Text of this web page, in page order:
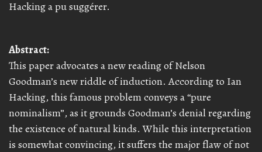
Hacking a pu suggérer.
Abstract:
This paper advocates a new reading of Nelson
Goodman’s new riddle of induction. According to Ian
Hacking, this famous problem conveys a “pure
nominalism”, as it grounds Goodman’s denial regarding
the existence of natural kinds. While this interpretation
is somewhat convincing, it suffers the major flaw of not